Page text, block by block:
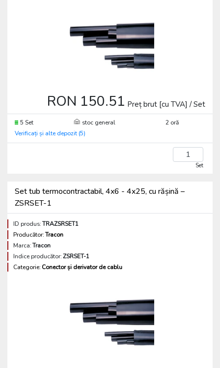
RON 150.51 Preț brut [cu TVA] / Set
5 Set stoc general
2 oră
Verificați și alte depozit (5)
Set
Set tub termocontractabil, 4x6 - 4x25, cu rășină –
ZSRSET-1
ID produs:TRAZSRSET1
Producător:Tracon
Marca:Tracon
Indice producător:ZSRSET-1
Categorie: Conector și derivator de cablu